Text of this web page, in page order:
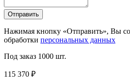
Отправить
Нажимая кнопку «Отправить», Вы
обработки персональных данных
Под заказ 1000 шт.
115 370 ₽